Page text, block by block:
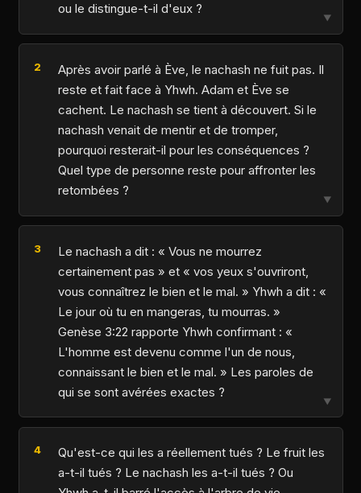
ou le distingue-t-il d'eux ?
▼
Après avoir parlé à Ève, le nachash ne fuit pas. Il
reste et fait face à Yhwh. Adam et Ève se
cachent. Le nachash se tient à découvert. Si le
nachash venait de mentir et de tromper,
pourquoi resterait-il pour les conséquences ?
Quel type de personne reste pour affronter les
retombées ?
▼
Le nachash a dit : « Vous ne mourrez
certainement pas » et « vos yeux s'ouvriront,
vous connaîtrez le bien et le mal. » Yhwh a dit : «
Le jour où tu en mangeras, tu mourras. »
Genèse 3:22 rapporte Yhwh confirmant : «
L'homme est devenu comme l'un de nous,
connaissant le bien et le mal. » Les paroles de
qui se sont avérées exactes ?
▼
Qu'est-ce qui les a réellement tués ? Le fruit les
a-t-il tués ? Le nachash les a-t-il tués ? Ou